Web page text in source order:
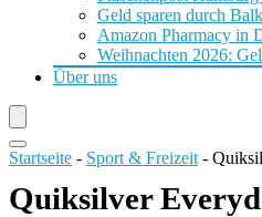
Geld sparen durch
Amazon Pharmacy in
Weihnachten 2026:
Über uns
Startseite - Sport & Freizeit -
Quiksilver